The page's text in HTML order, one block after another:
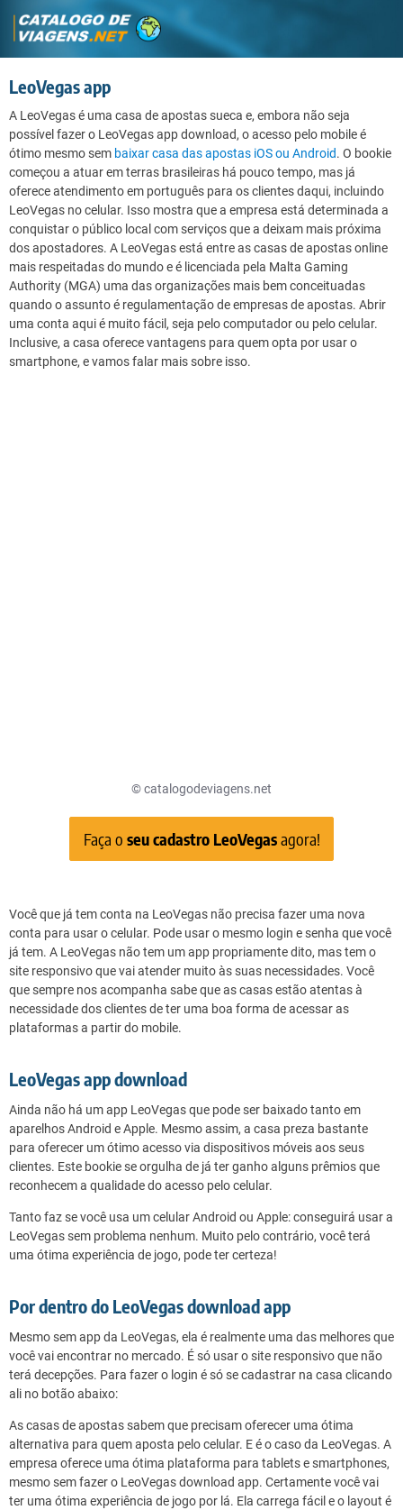
LeoVegas app
A LeoVegas é uma casa de apostas sueca e, embora não seja
possível fazer o LeoVegas app download, o acesso pelo mobile é
ótimo mesmo sem baixar casa das apostas iOS ou Android. O bookie
começou a atuar em terras brasileiras há pouco tempo, mas já
oferece atendimento em português para os clientes daqui, incluindo
LeoVegas no celular. Isso mostra que a empresa está determinada a
conquistar o público local com serviços que a deixam mais próxima
dos apostadores. A LeoVegas está entre as casas de apostas online
mais respeitadas do mundo e é licenciada pela Malta Gaming
Authority (MGA) uma das organizações mais bem conceituadas
quando o assunto é regulamentação de empresas de apostas. Abrir
uma conta aqui é muito fácil, seja pelo computador ou pelo celular.
Inclusive, a casa oferece vantagens para quem opta por usar o
smartphone, e vamos falar mais sobre isso.
© catalogodeviagens.net
Faça o seu cadastro LeoVegasagora!
Você que já tem conta na LeoVegas não precisa fazer uma nova
conta para usar o celular. Pode usar o mesmo login e senha que você
já tem. A LeoVegas não tem um app propriamente dito, mas tem o
site responsivo que vai atender muito às suas necessidades. Você
que sempre nos acompanha sabe que as casas estão atentas à
necessidade dos clientes de ter uma boa forma de acessar as
plataformas a partir do mobile.
LeoVegas app download
Ainda não há um app LeoVegas que pode ser baixado tanto em
aparelhos Android e Apple. Mesmo assim, a casa preza bastante
para oferecer um ótimo acesso via dispositivos móveis aos seus
clientes. Este bookie se orgulha de já ter ganho alguns prêmios que
reconhecem a qualidade do acesso pelo celular.
Tanto faz se você usa um celular Android ou Apple: conseguirá usar a
LeoVegas sem problema nenhum. Muito pelo contrário, você terá
uma ótima experiência de jogo, pode ter certeza!
Por dentro do LeoVegas download app
Mesmo sem app da LeoVegas, ela é realmente uma das melhores que
você vai encontrar no mercado. É só usar o site responsivo que não
terá decepções. Para fazer o login é só se cadastrar na casa clicando
ali no botão abaixo:
As casas de apostas sabem que precisam oferecer uma ótima
alternativa para quem aposta pelo celular. E é o caso da LeoVegas. A
empresa oferece uma ótima plataforma para tablets e smartphones,
mesmo sem fazer o LeoVegas download app. Certamente você vai
ter uma ótima experiência de jogo por lá. Ela carrega fácil e o layout é